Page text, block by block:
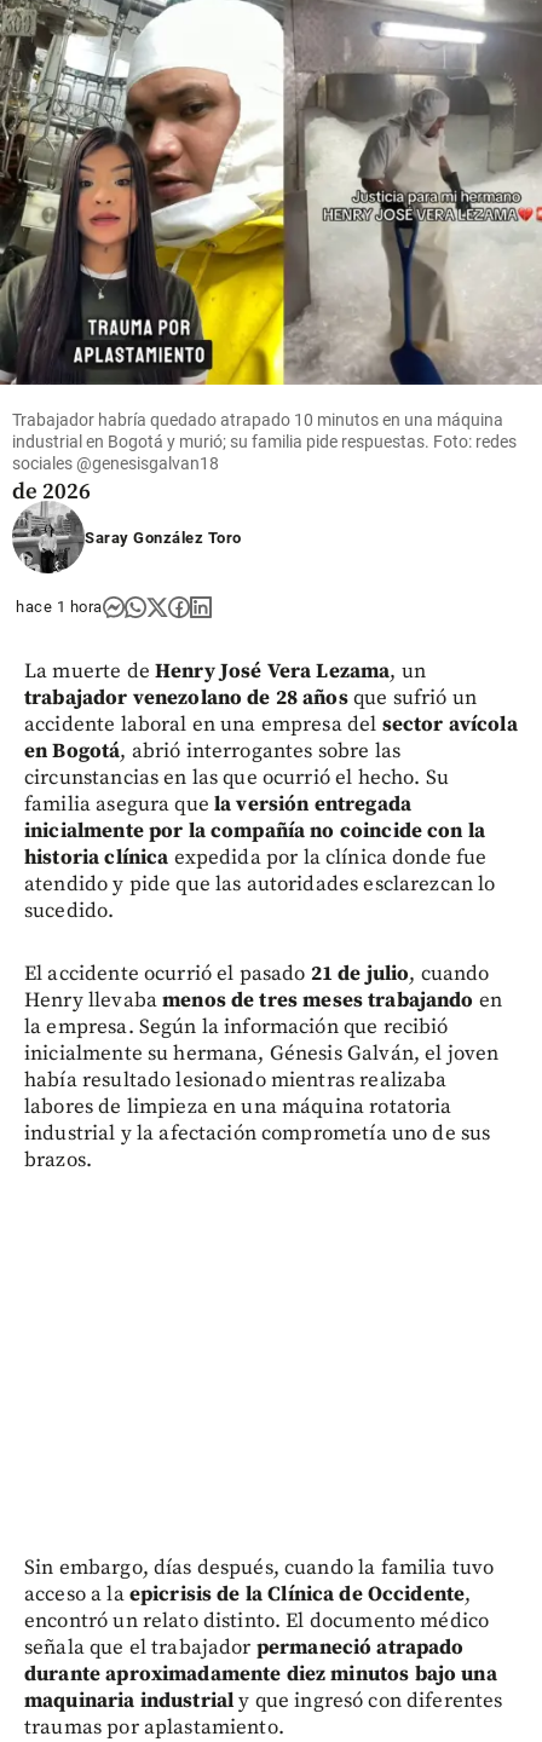
Oriente
antioqueño
share
Petro
share
share
Economía
Grupo
Nutresa
aumentó
36,6% su
utilidad
en el
primer
semestre
de 2026
share
Trabajador habría quedado atrapado 10 minutos en una máquina
industrial en Bogotá y murió; su familia pide respuestas. Foto: redes
sociales @genesisgalvan18
Saray González Toro
hace 1 hora
La muerte de Henry José Vera Lezama, un
trabajador venezolano de 28 añosque sufrió un
accidente laboral en una empresa del sector avícola
en Bogotá, abrió interrogantes sobre las
circunstancias en las que ocurrió el hecho. Su
familia asegura que la versión entregada
inicialmente por la compañía no coincide con la
historia clínica expedida por la clínica donde fue
atendido y pide que las autoridades esclarezcan lo
sucedido.
El accidente ocurrió el pasado 21 de julio, cuando
Henry llevabamenos de tres meses trabajando en
la empresa. Según la información que recibió
inicialmente su hermana, Génesis Galván, el joven
había resultado lesionado mientras realizaba
labores de limpieza en una máquina rotatoria
industrial y la afectación comprometía uno de sus
brazos.
Sin embargo, días después, cuando la familia tuvo
acceso a laepicrisis de la Clínica de Occidente,
encontró un relato distinto. El documento médico
señala que el trabajador permaneció atrapado
durante aproximadamente diez minutos bajo una
maquinaria industrialy que ingresó con diferentes
traumas por aplastamiento.